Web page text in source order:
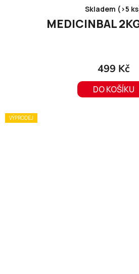
Skladem (>5
MEDICINBAL
499 Kč
DO KOŠÍKU
VÝPRODEJ